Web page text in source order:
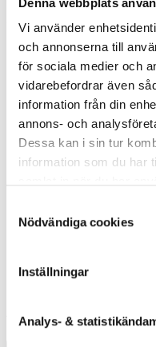
Vi använder
och annonserna till
för sociala medier och
vidarebefordrar även
information från din
annons- och
Dessa kan i sin tur
information som du har
Nödvändiga cookies
Inställningar
Analys- &
Du kanske också
Myggrullgardin MTH
från2184 kr